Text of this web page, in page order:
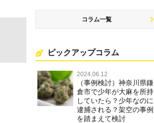
コラム一覧
ピックアップコラム
2024.06.12
（事例検討）神奈川県鎌
倉市で少年が大麻を所持
していたら？少年なのに
逮捕される？架空の事例
を踏まえて検討